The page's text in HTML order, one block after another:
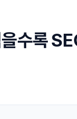
수록